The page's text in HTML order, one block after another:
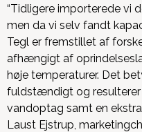
“Tidligere importerede vi
men da vi selv fandt
Tegl er fremstillet af
afhængigt af
høje temperaturer. Det
fuldstændigt og
vandoptag samt en
Laust Ejstrup,